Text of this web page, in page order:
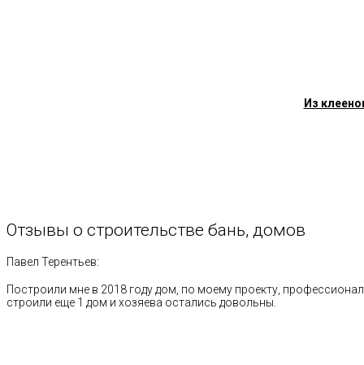
Из
Отзывы о строительстве бань, домов
Павел Терентьев:
Построили мне в 2018 году дом, по моему проекту,
строили еще 1 дом и хозяева остались довольны.